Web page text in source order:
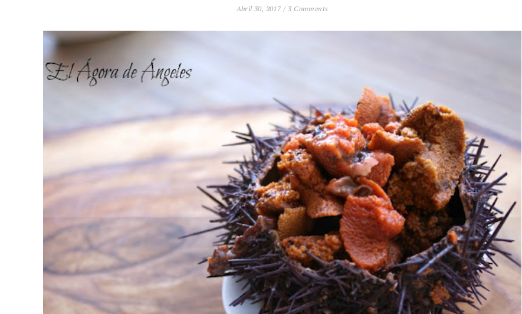
Abril 30, 2017 / 3 Comments